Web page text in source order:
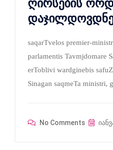
ღირსების
saqarTvelos premier-
parlamentis Tavmjdomare
erToblivi wardginebis
Sinagan saqmeTa ministri,
No Comments